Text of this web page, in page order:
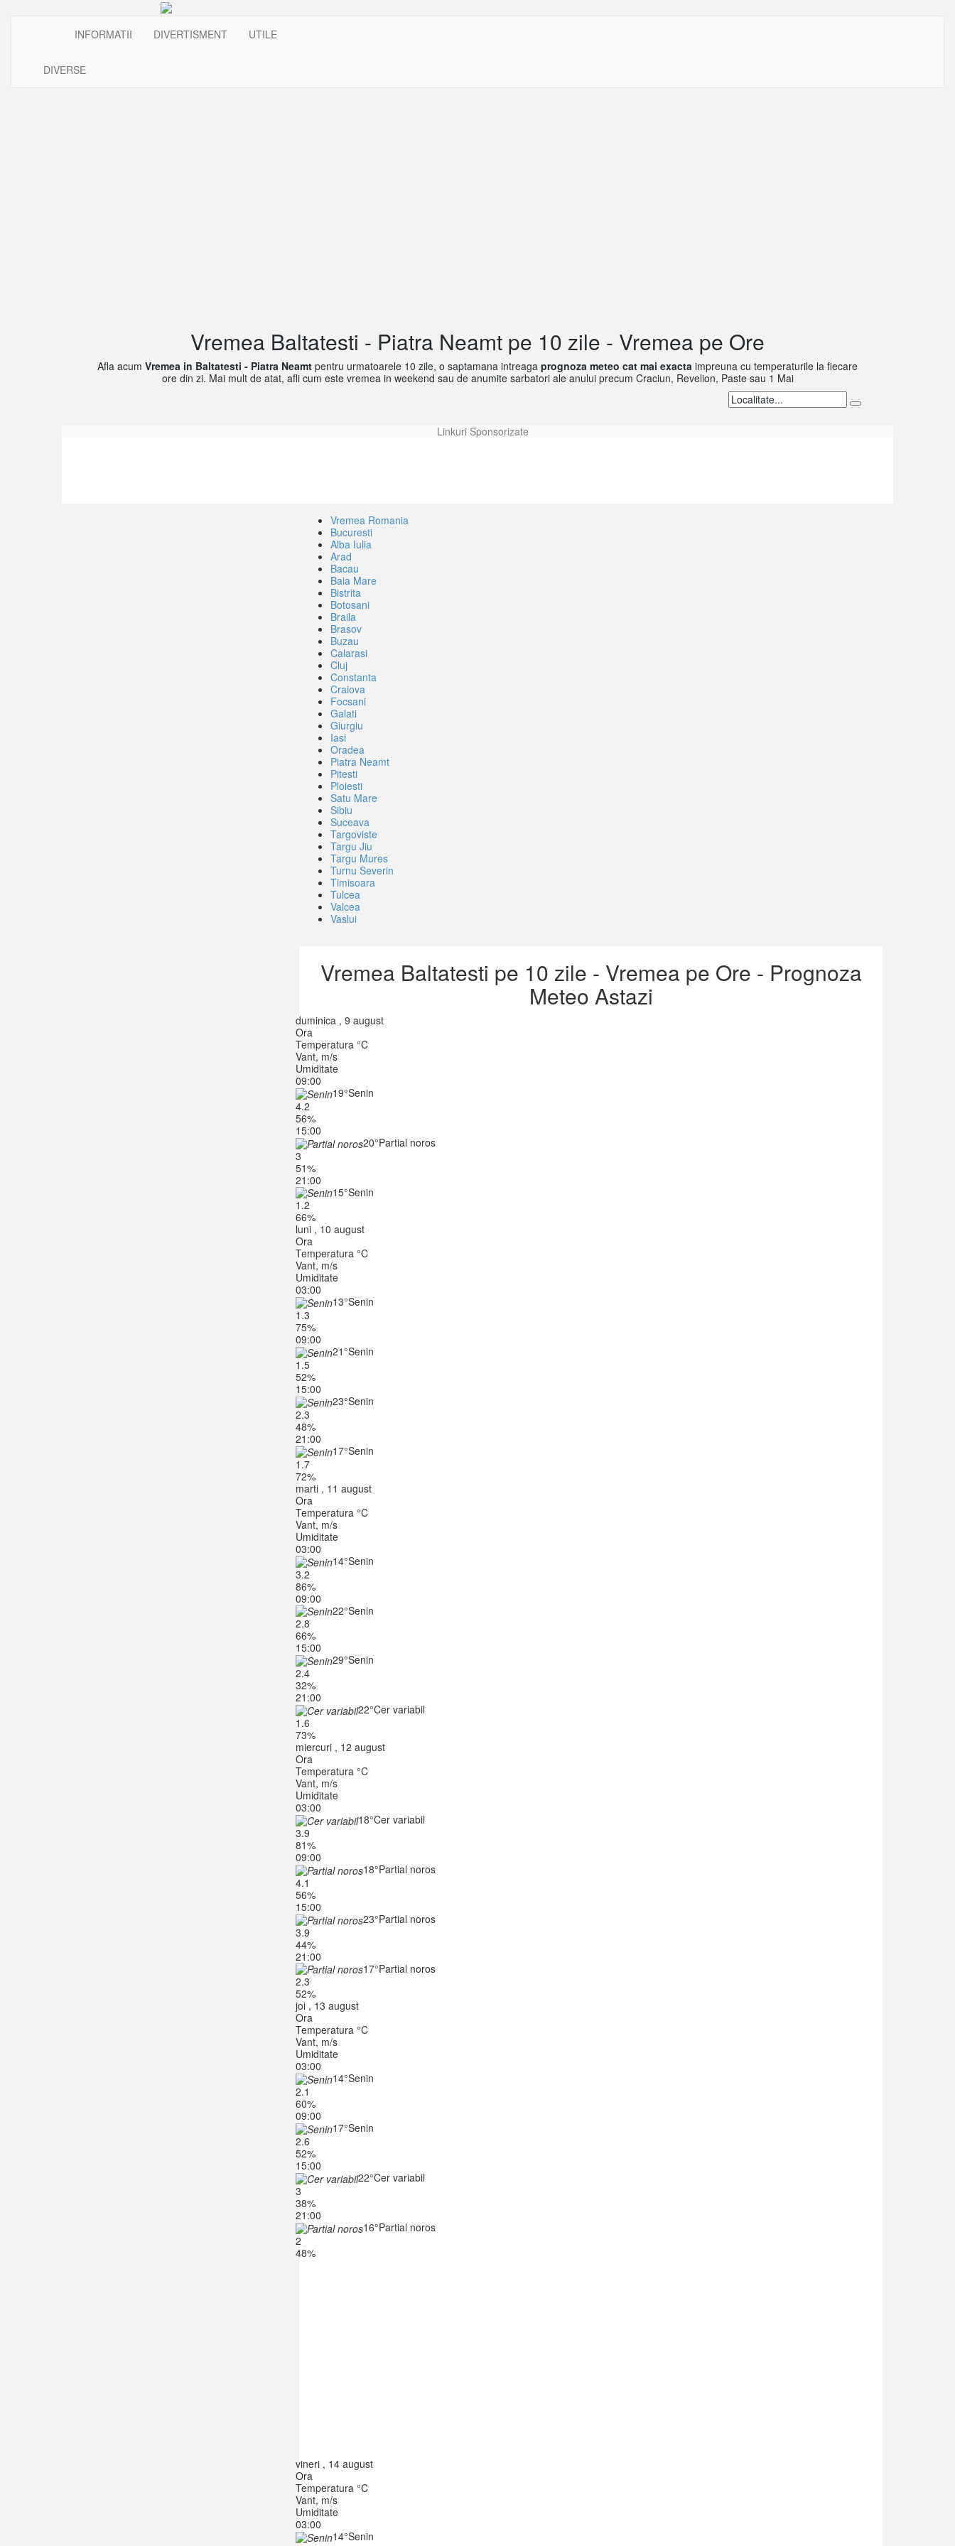
INFORMATII DIVERTISMENT UTILE
DIVERSE
Vremea Baltatesti - Piatra Neamt pe 10 zile - Vremea pe Ore
Afla acum Vremea in Baltatesti - Piatra Neamt pentru urmatoarele 10 zile, o saptamana intreaga prognoza meteo cat mai exacta impreuna cu temperaturile la fiecare
ore din zi. Mai mult de atat, afli cum este vremea in weekend sau de anumite sarbatori ale anului precum Craciun, Revelion, Paste sau 1 Mai
Linkuri Sponsorizate
Vremea Romania
Bucuresti
Alba Iulia
Arad
Bacau
Baia Mare
Bistrita
Botosani
Braila
Brasov
Buzau
Calarasi
Cluj
Constanta
Craiova
Focsani
Galati
Giurgiu
Iasi
Oradea
Piatra Neamt
Pitesti
Ploiesti
Satu Mare
Sibiu
Suceava
Targoviste
Targu Jiu
Targu Mures
Turnu Severin
Timisoara
Tulcea
Valcea
Vaslui
Vremea Baltatesti pe 10 zile - Vremea pe Ore - Prognoza
Meteo Astazi
duminica , 9 august
Ora
Temperatura °C
Vant, m/s
Umiditate
09:00
19°Senin
4.2
56%
15:00
20°Partial noros
3
51%
21:00
15°Senin
1.2
66%
luni , 10 august
Ora
Temperatura °C
Vant, m/s
Umiditate
03:00
13°Senin
1.3
75%
09:00
21°Senin
1.5
52%
15:00
23°Senin
2.3
48%
21:00
17°Senin
1.7
72%
marti , 11 august
Ora
Temperatura °C
Vant, m/s
Umiditate
03:00
14°Senin
3.2
86%
09:00
22°Senin
2.8
66%
15:00
29°Senin
2.4
32%
21:00
22°Cer variabil
1.6
73%
miercuri , 12 august
Ora
Temperatura °C
Vant, m/s
Umiditate
03:00
18°Cer variabil
3.9
81%
09:00
18°Partial noros
4.1
56%
15:00
23°Partial noros
3.9
44%
21:00
17°Partial noros
2.3
52%
joi , 13 august
Ora
Temperatura °C
Vant, m/s
Umiditate
03:00
14°Senin
2.1
60%
09:00
17°Senin
2.6
52%
15:00
22°Cer variabil
3
38%
21:00
16°Partial noros
2
48%
vineri , 14 august
Ora
Temperatura °C
Vant, m/s
Umiditate
03:00
14°Senin